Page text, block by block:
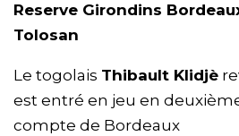
Reserve Girondins
Tolosan
Le togolais Thibault Klidjè
est entré en jeu en
compte de Bordeaux